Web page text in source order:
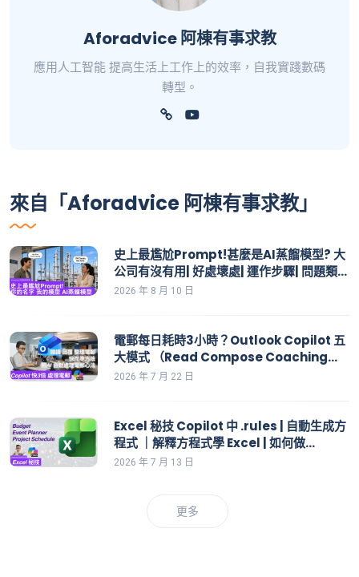
Aforadvice 阿棟有事求教
應用人工智能 提高生活上工作上的效率，自我實踐數碼
轉型。
來自「Aforadvice 阿棟有事求教」
史上最尷尬Prompt!甚麼是AI蒸餾模型? 大
公司有沒有用| 好處壞處| 運作步驟| 問題類
型| 解答方法| 學生模型和老師模型的規模
2026 年 8 月 10 日
電郵每日耗時3小時？Outlook Copilot 五
大模式 （Read Compose Coaching
Chat Action）全面解構
2026 年 7 月 22 日
Excel 秘技 Copilot 中 .rules | 自動生成方
程式 ｜解釋方程式學 Excel | 如何做
Budget, Event Planner, Product
2026 年 7 月 13 日
更多